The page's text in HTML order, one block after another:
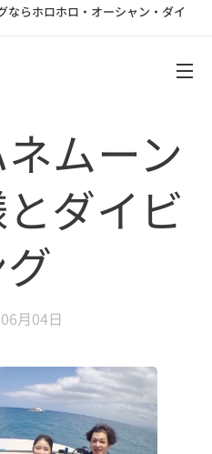
ならホロホロ・オーシャン・ダイ
ムーン
ダイビ
月04日